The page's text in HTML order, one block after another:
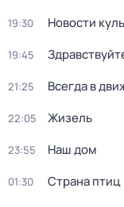
19:30 Новости
19:45
21:25 Всегда в
22:05 Жизель
23:55 Наш дом
01:30 Страна птиц